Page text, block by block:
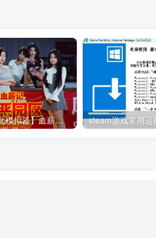
【PC】【缅北模拟器】血薪记：罪恶园区|v2026.1.11|官方中文|解压可玩